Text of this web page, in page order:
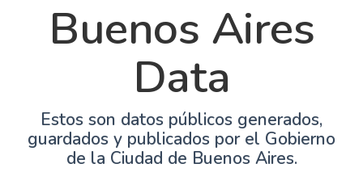
Buenos Aires
Data
Estos son datos públicos generados,
guardados y publicados por el Gobierno
de la Ciudad de Buenos Aires.